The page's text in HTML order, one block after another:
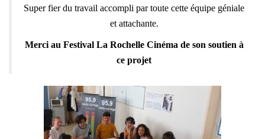
Super fier du travail accompli par toute cette équipe géniale
et attachante.
Merci au Festival La Rochelle Cinéma de son soutien à
ce projet